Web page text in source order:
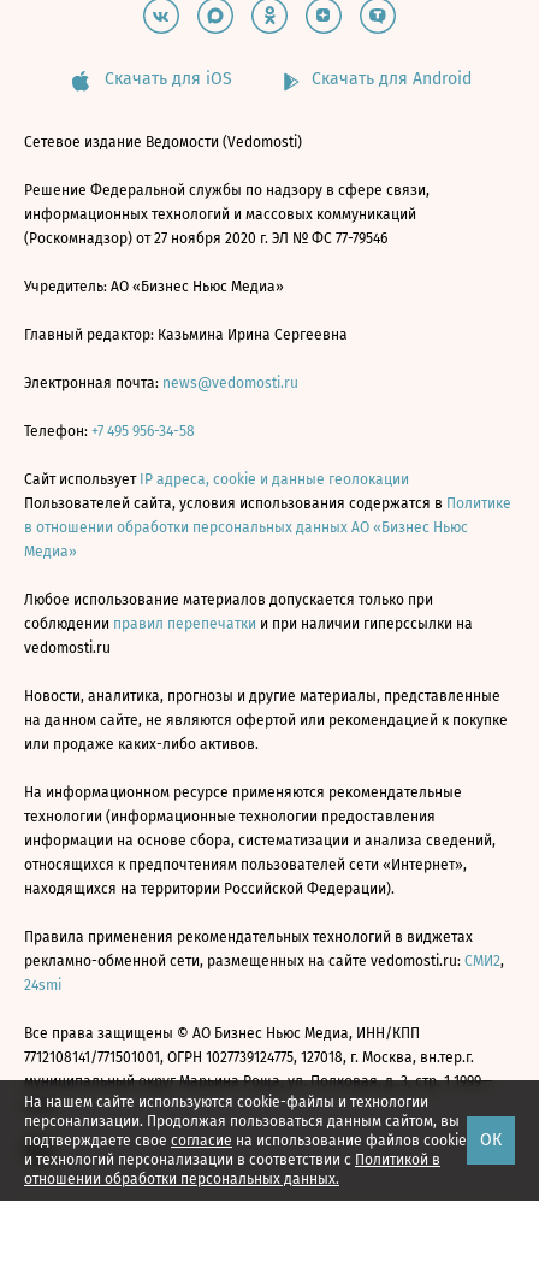
На нашем сайте используются cookie-файлы и технологии
персонализации. Продолжая пользоваться данным сайтом, вы
подтверждаете свое согласие на использование файлов cookie
и технологий персонализации в соответствии с Политикой в
отношении обработки персональных данных.
ОК
Скачать для iOS Скачать для Android
Сетевое издание Ведомости (Vedomosti)
Решение Федеральной службы по надзору в сфере связи,
информационных технологий и массовых коммуникаций
(Роскомнадзор) от 27 ноября 2020 г. ЭЛ № ФС 77-79546
Учредитель: АО «Бизнес Ньюс Медиа»
Главный редактор: Казьмина Ирина Сергеевна
Электронная почта: news@vedomosti.ru
Телефон: +7 495 956-34-58
Сайт использует IP адреса, cookie и данные геолокации
Пользователей сайта, условия использования содержатся в Политике
в отношении обработки персональных данных АО «Бизнес Ньюс
Медиа»
Любое использование материалов допускается только при
соблюдении правил перепечатки и при наличии гиперссылки на
vedomosti.ru
Новости, аналитика, прогнозы и другие материалы, представленные
на данном сайте, не являются офертой или рекомендацией к покупке
или продаже каких-либо активов.
На информационном ресурсе применяются рекомендательные
технологии (информационные технологии предоставления
информации на основе сбора, систематизации и анализа сведений,
относящихся к предпочтениям пользователей сети «Интернет»,
находящихся на территории Российской Федерации).
Правила применения рекомендательных технологий в виджетах
рекламно-обменной сети, размещенных на сайте vedomosti.ru: СМИ2,
24smi
Все права защищены © АО Бизнес Ньюс Медиа, ИНН/КПП
7712108141/771501001, ОГРН 1027739124775, 127018, г. Москва, вн.тер.г.
муниципальный округ Марьина Роща, ул. Полковая, д. 3, стр. 1 1999—
2026